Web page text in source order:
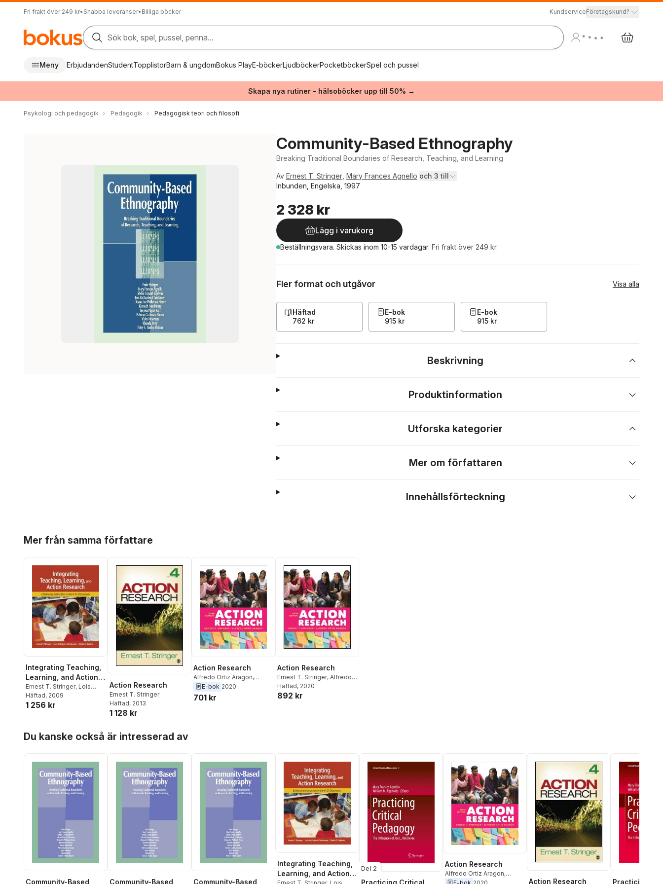
Fri frakt över 249 kr• Snabba leveranser• Billiga böcker KundserviceFöretagskund?
Sök bok, spel, pussel, penna...
Meny ErbjudandenStudentTopplistorBarn & ungdomBokus PlayE-böckerLjudböckerPocketböckerSpel och pussel
Skapa nya rutiner – hälsoböcker upp till 50% →
Psykologi och pedagogik Pedagogik Pedagogisk teori och filosofi
Community-Based Ethnography
Breaking Traditional Boundaries of Research, Teaching, and Learning
Av Ernest T. Stringer Mary Frances Agnello och 3 till
Inbunden, Engelska, 1997
2 328 kr
Lägg i varukorg
Beställningsvara. Skickas inom 10-15 vardagar. Fri frakt över 249 kr.
Fler format och utgåvor Visa alla
Häftad
762 kr
E-bok
915 kr
E-bok
915 kr
Beskrivning
Produktinformation
Utforska kategorier
Mer om författaren
Innehållsförteckning
Mer från samma författare
Integrating Teaching,
Learning, and Action
Research
Ernest T. Stringer, Lois
McFadyen Christensen
Shelia C. Baldwin
Häftad, 2009
1 256 kr
Action Research
Ernest T. Stringer
Häftad, 2013
1 128 kr
Action Research
Alfredo Ortiz Aragon,
Ernest T. Stringer
E-bok 2020
701 kr
Action Research
Ernest T. Stringer, Alfredo
Ortiz Aragón
Häftad, 2020
892 kr
Du kanske också är intresserad av
Community-Based Community-Based Community-Based
Integrating Teaching,
Learning, and Action
Del 2
Practicing Critical
Action Research
Alfredo Ortiz Aragon,
Ernest T. Stringer
Action Research Practicing